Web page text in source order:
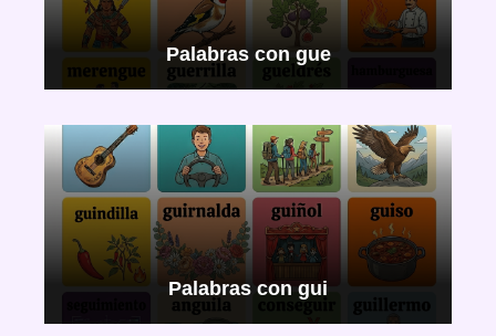
Palabras con gue
Palabras con gui